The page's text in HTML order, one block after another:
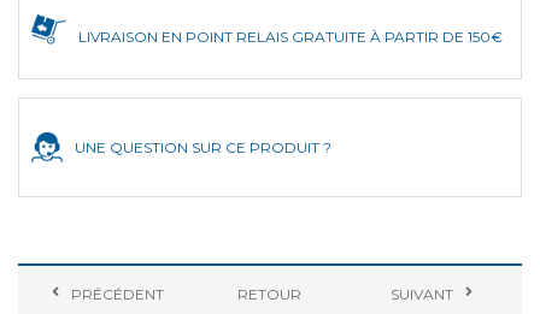
LIVRAISON EN POINT RELAIS GRATUITE À PARTIR DE 150€
UNE QUESTION SUR CE PRODUIT ?
PRÉCÉDENT RETOUR SUIVANT